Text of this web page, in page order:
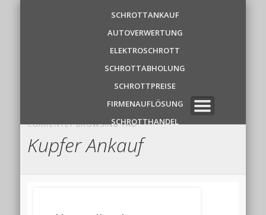
Schrottankauf
Zentrale
✆ 0 1 5 2 1 7 8 6 3 9 1 1
SCHROTTANKAUF
AUTOVERWERTUNG
ELEKTROSCHROTT
SCHROTTABHOLUNG
SCHROTTPREISE
FIRMENAUFLÖSUNG
SCHROTTHANDEL
CURRENTLY BROWSING TAG
Kupfer Ankauf